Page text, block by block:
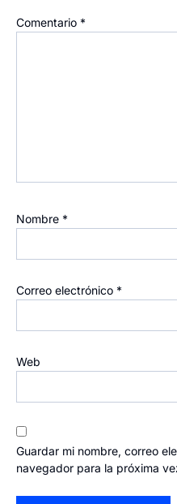
Comentario *
Nombre *
Correo electrónico *
Web
Guardar mi nombre, correo
navegador para la próxima